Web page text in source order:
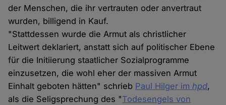
der Menschen, die ihr vertrauten oder anvertraut
wurden, billigend in Kauf.
"Stattdessen wurde die Armut als christlicher
Leitwert deklariert, anstatt sich auf politischer Ebene
für die Initiierung staatlicher Sozialprogramme
einzusetzen, die wohl eher der massiven Armut
Einhalt geboten hätten" schrieb Paul Hilger imhpd,
als die Seligsprechung des "Todesengels von